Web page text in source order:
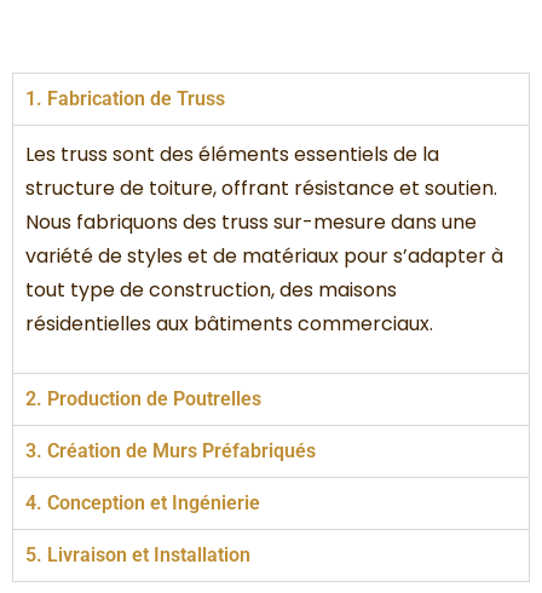
1. Fabrication de Truss
Les truss sont des éléments essentiels de la
structure de toiture, offrant résistance et soutien.
Nous fabriquons des truss sur-mesure dans une
variété de styles et de matériaux pour s’adapter à
tout type de construction, des maisons
résidentielles aux bâtiments commerciaux.
2. Production de Poutrelles
3. Création de Murs Préfabriqués
4. Conception et Ingénierie
5. Livraison et Installation